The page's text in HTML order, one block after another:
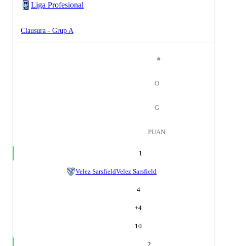
Liga Profesional
Clausura - Grup A
#
O
G
PUAN
1
Velez SarsfieldVelez Sarsfield
4
+4
10
2